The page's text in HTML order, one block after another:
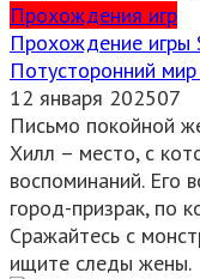
Прохождения игр
Прохождение
Потусторонний
12 января 202507
Письмо покойной
Хилл – место, с
воспоминаний. Его
город-призрак, по
Сражайтесь с
ищите следы жены.